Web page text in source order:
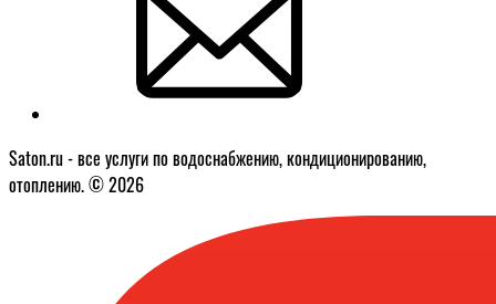
Saton.ru - все услуги по водоснабжению, кондиционированию,
отоплению. © 2026